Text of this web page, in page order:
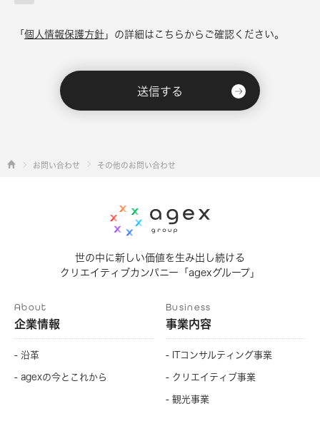
「 個人情報保護方針 」の詳細はこちらからご確認ください。
お問い合わせ その他のお問い合わせ
世の中に新しい価値を生み出し続ける
クリエイティブカンパニー「agexグループ」
About
企業情報
- 沿革
- agexの今とこれから
Business
事業内容
- ITコンサルティング事業
- クリエイティブ事業
- 観光事業